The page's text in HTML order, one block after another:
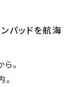
パッドを航海
。